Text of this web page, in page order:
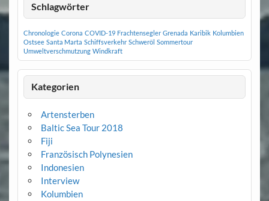
Schlagwörter
Chronologie Corona COVID-19 Frachtensegler Grenada Karibik Kolumbien
Ostsee Santa Marta Schiffsverkehr Schweröl Sommertour
Umweltverschmutzung Windkraft
Kategorien
Artensterben
Baltic Sea Tour 2018
Fiji
Französisch Polynesien
Indonesien
Interview
Kolumbien